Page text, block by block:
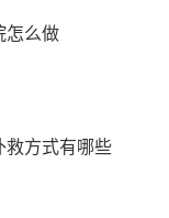
怎么做
救方式有哪些